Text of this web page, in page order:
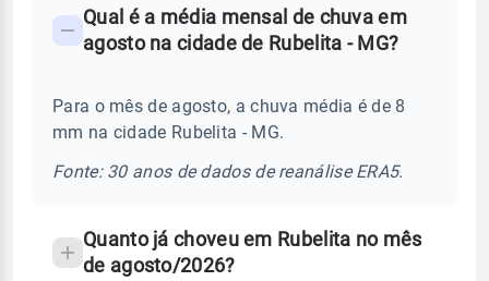
Perguntas
sobre
chuva
Qual é a média mensal de chuva em
agosto na cidade de Rubelita - MG?
Para o mês de agosto, a chuva média é de 8
mm na cidade Rubelita - MG.
Fonte: 30 anos de dados de reanálise ERA5.
Quanto já choveu em Rubelita no mês
de agosto/2026?